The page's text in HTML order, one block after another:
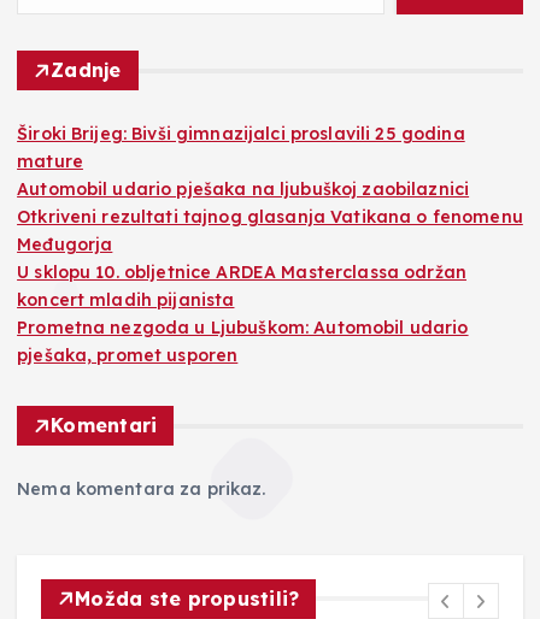
Zadnje
Široki Brijeg: Bivši gimnazijalci proslavili 25 godina
mature
Automobil udario pješaka na ljubuškoj zaobilaznici
Otkriveni rezultati tajnog glasanja Vatikana o fenomenu
Međugorja
U sklopu 10. obljetnice ARDEA Masterclassa održan
koncert mladih pijanista
Prometna nezgoda u Ljubuškom: Automobil udario
pješaka, promet usporen
Komentari
Nema komentara za prikaz.
Možda ste propustili?